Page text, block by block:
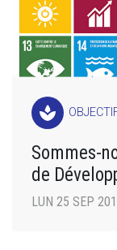
spa
Sommes-
de
LUN 25 SEP